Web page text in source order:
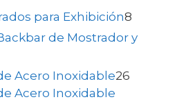
para Exhibición8
de Mostrador y
Acero Inoxidable26
Acero Inoxidable